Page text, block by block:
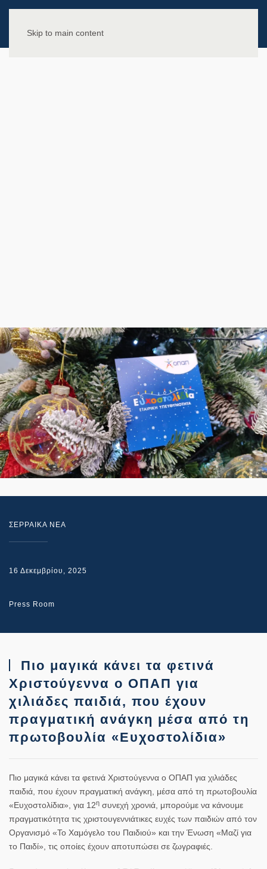
Skip to main content
ΣΕΡΡΑΙΚΑ ΝΕΑ
16 Δεκεμβρίου, 2025
Press Room
Πιο μαγικά κάνει τα φετινά
Χριστούγεννα ο ΟΠΑΠ για
χιλιάδες παιδιά, που έχουν
πραγματική ανάγκη μέσα από τη
πρωτοβουλία «Ευχοστολίδια»
Πιο μαγικά κάνει τα φετινά Χριστούγεννα ο ΟΠΑΠ για χιλιάδες
παιδιά, που έχουν πραγματική ανάγκη, μέσα από τη πρωτοβουλία
«Ευχοστολίδια», για 12η συνεχή χρονιά, μπορούμε να κάνουμε
πραγματικότητα τις χριστουγεννιάτικες ευχές των παιδιών από τον
Οργανισμό «Το Χαμόγελο του Παιδιού» και την Ένωση «Μαζί για
το Παιδί» , τις οποίες έχουν αποτυπώσει σε ζωγραφιές.